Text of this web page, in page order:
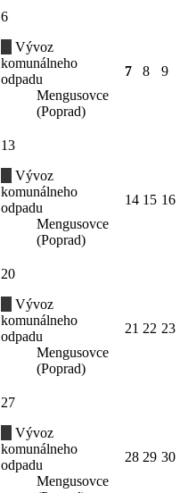
6
Vývoz
komunálneho
odpadu
Mengusovce
(Poprad)
7 8 9
13
Vývoz
komunálneho
odpadu
Mengusovce
(Poprad)
14 15 16
20
Vývoz
komunálneho
odpadu
Mengusovce
(Poprad)
21 22 23
27
Vývoz
komunálneho
odpadu
Mengusovce
28 29 30